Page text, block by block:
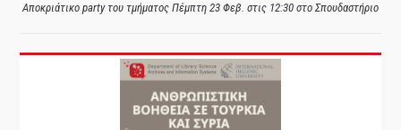
Αποκριάτικο party του τμήματος Πέμπτη 23 Φεβ. στις 12:30 στο Σπουδαστήριο